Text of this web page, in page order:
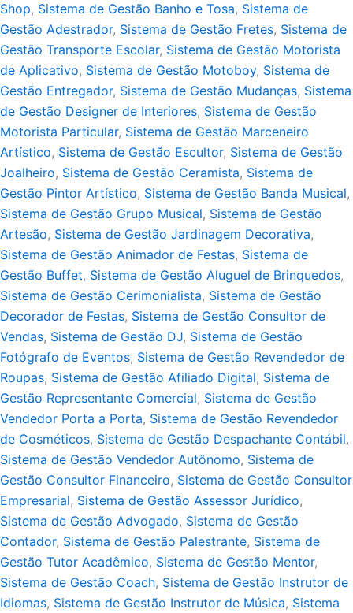
Shop, Sistema de Gestão Banho e Tosa, Sistema de
Gestão Adestrador, Sistema de Gestão Fretes, Sistema de
Gestão Transporte Escolar, Sistema de Gestão Motorista
de Aplicativo, Sistema de Gestão Motoboy, Sistema de
Gestão Entregador, Sistema de Gestão Mudanças, Sistema
de Gestão Designer de Interiores, Sistema de Gestão
Motorista Particular, Sistema de Gestão Marceneiro
Artístico, Sistema de Gestão Escultor, Sistema de Gestão
Joalheiro, Sistema de Gestão Ceramista, Sistema de
Gestão Pintor Artístico, Sistema de Gestão Banda Musical,
Sistema de Gestão Grupo Musical, Sistema de Gestão
Artesão, Sistema de Gestão Jardinagem Decorativa,
Sistema de Gestão Animador de Festas, Sistema de
Gestão Buffet, Sistema de Gestão Aluguel de Brinquedos,
Sistema de Gestão Cerimonialista, Sistema de Gestão
Decorador de Festas, Sistema de Gestão Consultor de
Vendas, Sistema de Gestão DJ, Sistema de Gestão
Fotógrafo de Eventos, Sistema de Gestão Revendedor de
Roupas, Sistema de Gestão Afiliado Digital, Sistema de
Gestão Representante Comercial, Sistema de Gestão
Vendedor Porta a Porta, Sistema de Gestão Revendedor
de Cosméticos, Sistema de Gestão Despachante Contábil,
Sistema de Gestão Vendedor Autônomo, Sistema de
Gestão Consultor Financeiro, Sistema de Gestão Consultor
Empresarial, Sistema de Gestão Assessor Jurídico,
Sistema de Gestão Advogado, Sistema de Gestão
Contador, Sistema de Gestão Palestrante, Sistema de
Gestão Tutor Acadêmico, Sistema de Gestão Mentor,
Sistema de Gestão Coach, Sistema de Gestão Instrutor de
Idiomas, Sistema de Gestão Instrutor de Música, Sistema